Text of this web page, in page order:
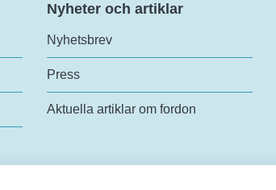
Nyheter och artiklar
Nyhetsbrev
Press
Aktuella artiklar om fordon